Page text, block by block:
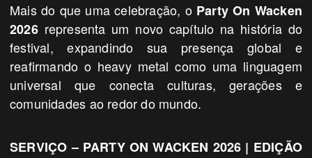
Mais do que uma celebração, o Party On Wacken
2026representa um novo capítulo na história do
festival, expandindo sua presença global e
reafirmando o heavy metal como uma linguagem
universal que conecta culturas, gerações e
comunidades ao redor do mundo.
SERVIÇO – PARTY ON WACKEN 2026 | EDIÇÃO